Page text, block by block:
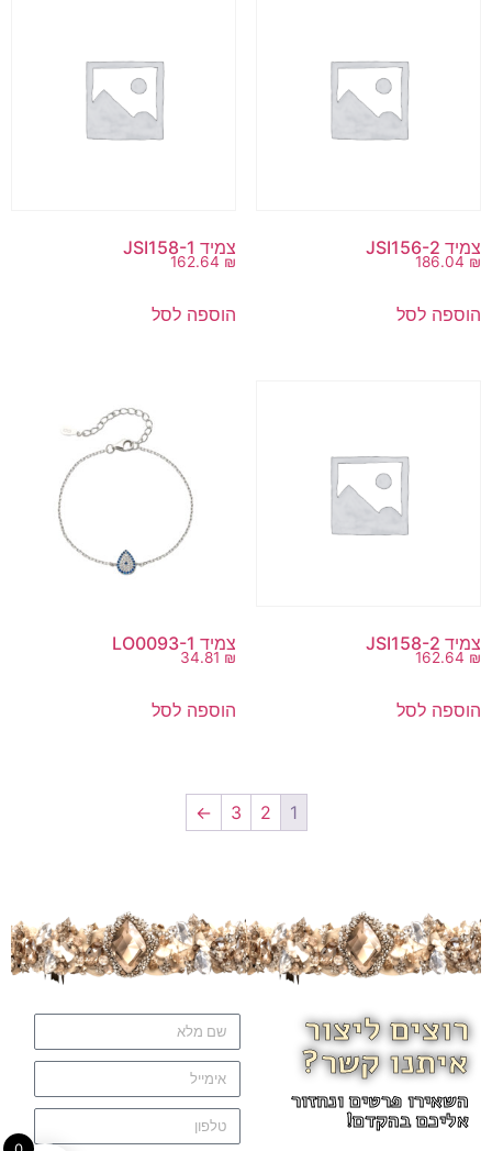
צמיד JSI156-2
186.04 ₪
הוספה לסל
צמיד JSI158-1
162.64 ₪
הוספה לסל
צמיד JSI158-2
162.64 ₪
הוספה לסל
צמיד LO0093-1
34.81 ₪
הוספה לסל
1
2
3
←
רוצים ליצור
איתנו קשר?
השאירו פרטים ונחזור
אליכם בהקדם!